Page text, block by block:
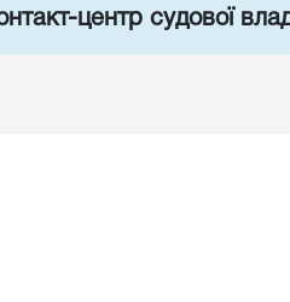
центр судової